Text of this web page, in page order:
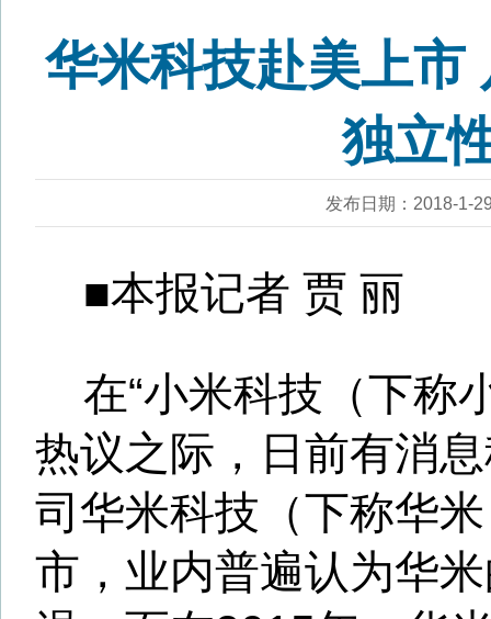
独立性堪忧
发布日期：2018-1-29 浏览：8180
在“小米科技（下称小米）年
司华米科技（下称华米）也在
温。而在2015年，华米还处于
短三年时间，华米不仅实现了
美股上市之路。
如若华米成功上市，其将成
公司中第一家上市公司。不过